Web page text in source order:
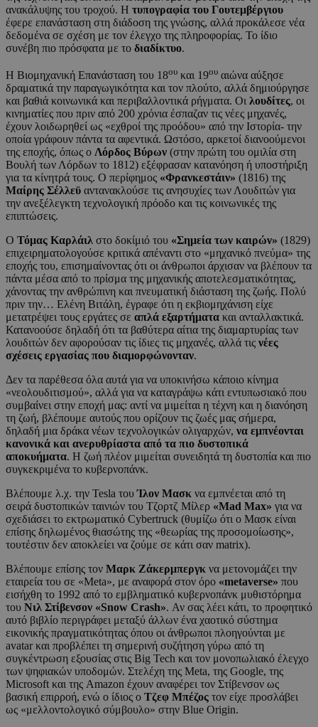
ανακάλυψης του τροχού. Η τυπογραφία του Γουτεμβέργιου
έφερε επανάσταση στη διάδοση της γνώσης, αλλά προκάλεσε νέα
δεδομένα σε σχέση με τον έλεγχο της πληροφορίας. Το ίδιο
συνέβη πιο πρόσφατα με το διαδίκτυο.
Η Βιομηχανική Επανάσταση του 18ου και 19ου αιώνα αύξησε
δραματικά την παραγωγικότητα και τον πλούτο, αλλά δημιούργησε
και βαθιά κοινωνικά και περιβαλλοντικά ρήγματα. Οι λουδίτες, οι
κινηματίες που πριν από 200 χρόνια έσπαζαν τις νέες μηχανές,
έχουν λοιδωρηθεί ως «εχθροί της προόδου» από την Ιστορία- την
οποία γράφουν πάντα τα αφεντικά. Ωστόσο, αρκετοί διανοούμενοι
της εποχής, όπως ο Λόρδος Βύρων (στην πρώτη του ομιλία στη
Βουλή των Λόρδων το 1812) εξέφρασαν κατανόηση ή υποστήριξη
για τα κίνητρά τους. Ο περίφημος «Φρανκεστάιν» (1816) της
Μαίρης Σέλλεϋ αντανακλούσε τις ανησυχίες των Λουδιτών για
την ανεξέλεγκτη τεχνολογική πρόοδο και τις κοινωνικές της
επιπτώσεις.
Ο Τόμας Καρλάιλ στο δοκίμιό του «Σημεία των καιρών» (1829)
επιχειρηματολογούσε κριτικά απέναντι στο «μηχανικό πνεύμα» της
εποχής του, επισημαίνοντας ότι οι άνθρωποι άρχισαν να βλέπουν τα
πάντα μέσα από το πρίσμα της μηχανικής αποτελεσματικότητας,
χάνοντας την ανθρώπινη και πνευματική διάσταση της ζωής. Πολύ
πριν την… Ελένη Βιτάλη, έγραφε ότι η εκβιομηχάνιση είχε
μετατρέψει τους εργάτες σε απλά εξαρτήματα και ανταλλακτικά.
Κατανοούσε δηλαδή ότι τα βαθύτερα αίτια της διαμαρτυρίας των
λουδιτών δεν αφορούσαν τις ίδιες τις μηχανές, αλλά τις νέες
σχέσεις εργασίας που διαμορφώνονταν.
Δεν τα παρέθεσα όλα αυτά για να υποκινήσω κάποιο κίνημα
«νεολουδιτισμού», αλλά για να καταγράψω κάτι εντυπωσιακό που
συμβαίνει στην εποχή μας: αντί να μιμείται η τέχνη και η διανόηση
τη ζωή, βλέπουμε αυτούς που ορίζουν τις ζωές μας σήμερα,
δηλαδή μια δράκα νέων τεχνολογικών ολιγαρχών, να εμπνέονται
κανονικά και ανερυθρίαστα από τα πιο δυστοπικά
αποκυήματα. Η ζωή πλέον μιμείται συνειδητά τη δυστοπία και πιο
συγκεκριμένα το κυβερνοπάνκ.
Βλέπουμε λ.χ. την Tesla τουΊλον Μασκ να εμπνέεται από τη
σειρά δυστοπικών ταινιών του Τζορτζ Μίλερ «Mad Max» για να
σχεδιάσει το εκτρωματικό Cybertruck (θυμίζω ότι ο Μασκ είναι
επίσης δηλωμένος θιασώτης της «θεωρίας της προσομοίωσης»,
τουτέστιν δεν αποκλείει να ζούμε σε κάτι σαν matrix).
Βλέπουμε επίσης τον Μαρκ Ζάκερμπεργκ να μετονομάζει την
εταιρεία του σε «Meta», με αναφορά στον όρο «metaverse» που
εισήχθη το 1992 από το εμβληματικό κυβερνοπάνκ μυθιστόρημα
του Νιλ Στίβενσον «Snow Crash». Αν σας λέει κάτι, το προφητικό
αυτό βιβλίο περιγράφει μεταξύ άλλων ένα χαοτικό σύστημα
εικονικής πραγματικότητας όπου οι άνθρωποι πλοηγούνται με
avatar και προβλέπει τη σημερινή συζήτηση γύρω από τη
συγκέντρωση εξουσίας στις Big Tech και τον μονοπωλιακό έλεγχο
των ψηφιακών υποδομών. Στελέχη της Meta, της Google, της
Microsoft και της Amazon έχουν αναφέρει τον Στίβενσον ως
βασική επιρροή, ενώ ο ίδιος ο Τζεφ Μπέζος τον είχε προσλάβει
ως «μελλοντολογικό σύμβουλο» στην Blue Origin.